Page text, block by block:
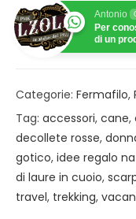
Antonio
Per
di un
Categorie: Fermafilo,
Tag: accessori, cane,
decollete rosse,
gotico, idee regalo
di laure in cuoio,
travel, trekking,